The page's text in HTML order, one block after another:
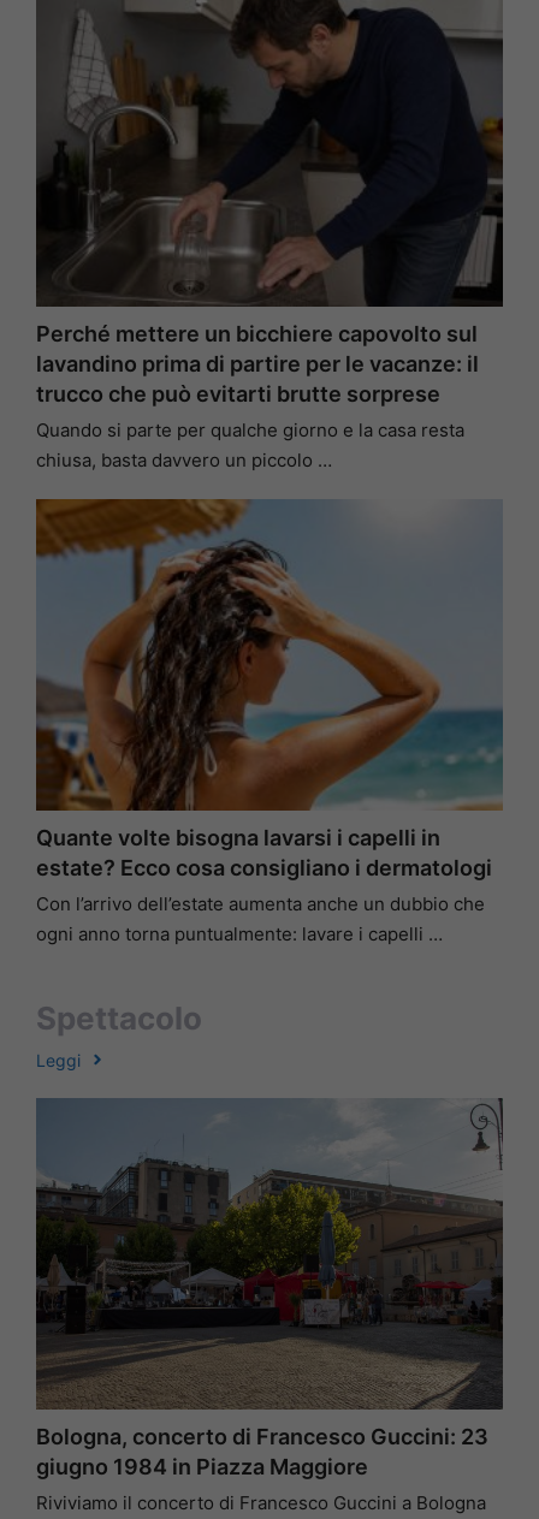
Perché mettere un bicchiere capovolto sul
lavandino prima di partire per le vacanze: il
trucco che può evitarti brutte sorprese
Quando si parte per qualche giorno e la casa resta
chiusa, basta davvero un piccolo …
Quante volte bisogna lavarsi i capelli in
estate? Ecco cosa consigliano i dermatologi
Con l’arrivo dell’estate aumenta anche un dubbio che
ogni anno torna puntualmente: lavare i capelli …
Spettacolo
Leggi
Bologna, concerto di Francesco Guccini: 23
giugno 1984 in Piazza Maggiore
Riviviamo il concerto di Francesco Guccini a Bologna